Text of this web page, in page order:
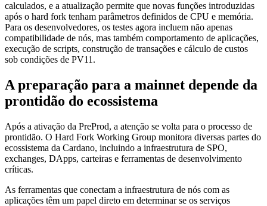
calculados, e a atualização permite que novas funções introduzidas
após o hard fork tenham parâmetros definidos de CPU e memória.
Para os desenvolvedores, os testes agora incluem não apenas
compatibilidade de nós, mas também comportamento de aplicações,
execução de scripts, construção de transações e cálculo de custos
sob condições de PV11.
A preparação para a mainnet depende da
prontidão do ecossistema
Após a ativação da PreProd, a atenção se volta para o processo de
prontidão. O Hard Fork Working Group monitora diversas partes do
ecossistema da Cardano, incluindo a infraestrutura de SPO,
exchanges, DApps, carteiras e ferramentas de desenvolvimento
críticas.
As ferramentas que conectam a infraestrutura de nós com as
aplicações têm um papel direto em determinar se os serviços